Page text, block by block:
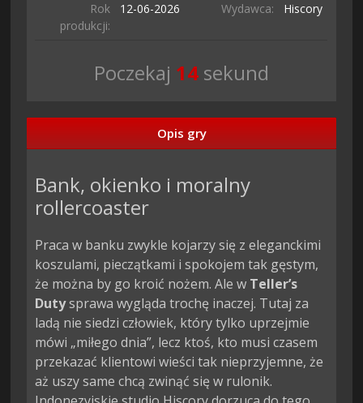
Rok
produkcji:
12-06-2026 Wydawca: Hiscory
Poczekaj 13 sekund
Opis gry
Bank, okienko i moralny
rollercoaster
Praca w banku zwykle kojarzy się z eleganckimi
koszulami, pieczątkami i spokojem tak gęstym,
że można by go kroić nożem. Ale w Teller’s
Dutysprawa wygląda trochę inaczej. Tutaj za
ladą nie siedzi człowiek, który tylko uprzejmie
mówi „miłego dnia”, lecz ktoś, kto musi czasem
przekazać klientowi wieści tak nieprzyjemne, że
aż uszy same chcą zwinąć się w rulonik.